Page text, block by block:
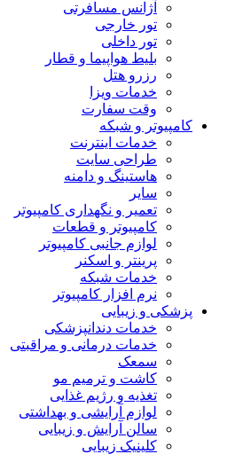
آژانس مسافرتی
تور خارجی
تور داخلی
بلیط هواپیما و قطار
رزرو هتل
خدمات ویزا
وقت سفارت
کامپیوتر و شبکه
خدمات اینترنت
طراحی سایت
هاستینگ و دامنه
سایر
تعمیر و نگهداری کامپیوتر
کامپیوتر و قطعات
لوازم جانبی کامپیوتر
پرینتر و اسکنر
خدمات شبکه
نرم افزار کامپیوتر
پزشکی و زیبایی
خدمات دندانپزشکی
خدمات درمانی و مراقبتی
سمعک
کاشت و ترمیم مو
تغذیه و رژیم غذایی
لوازم آرایشی و بهداشتی
سالن آرایش و زیبایی
کلینیک زیبایی